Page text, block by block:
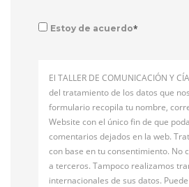
Estoy de acuerdo*
El TALLER DE COMUNICACIÓN Y
del tratamiento de los datos que
formulario recopila tu nombre,
Website con el único fin de que
comentarios dejados en la web.
con base en tu consentimiento. No
a terceros. Tampoco realizamos
internacionales de sus datos.